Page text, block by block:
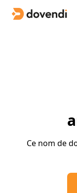
Ce nom de